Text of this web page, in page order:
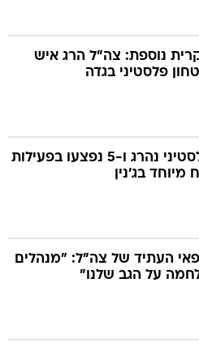
נוספת: צה"ל הרג איש
פלסטיני בגדה
פלסטיני נהרג ו-5 נפצעו בפעילות
מיוחד בג'נין
העתיד של צה"ל: "מנהלים
על הגב שלנו"